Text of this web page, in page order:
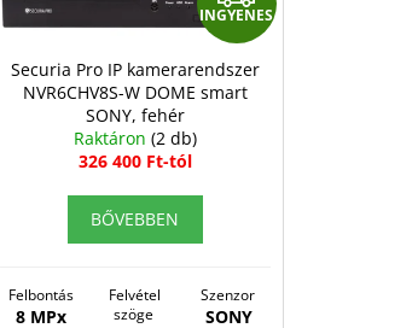
N
G
INGYENES
Securia Pro IP kamerarendszer
NVR6CHV8S-W DOME smart
SONY, fehér
Raktáron (2 db)
326 400 Ft-tól
BŐVEBBEN
Felbontás
8 MPx
Felvétel
szöge
Szenzor
SONY